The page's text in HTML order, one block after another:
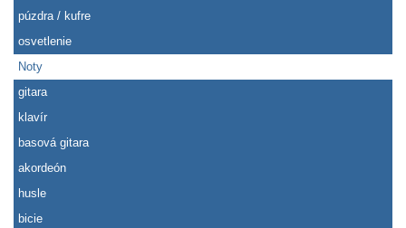
púzdra / kufre
osvetlenie
Noty
gitara
klavír
basová gitara
akordeón
husle
bicie